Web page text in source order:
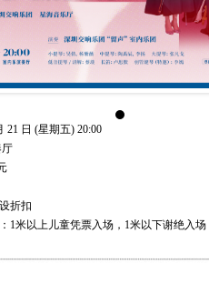
21 日 (星期五) 20:00
折扣
1米以上儿童凭票入场，1米以下谢绝入场